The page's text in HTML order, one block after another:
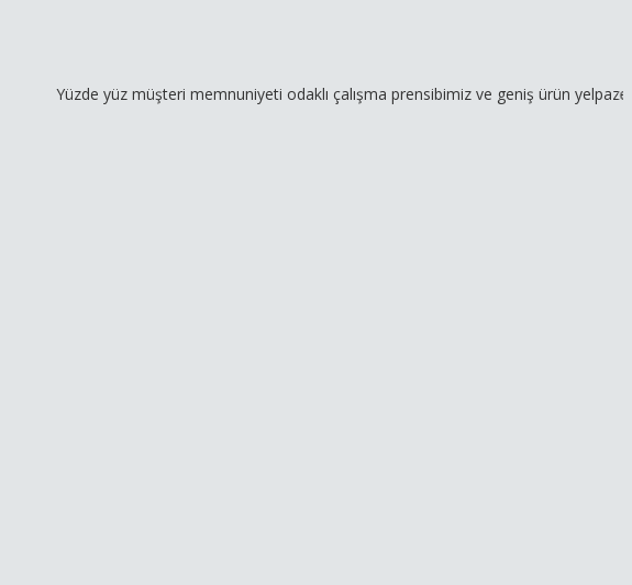
Yüzde yüz müşteri memnuniyeti odaklı çalışma prensibimiz ve geniş ürün yelpazemizle